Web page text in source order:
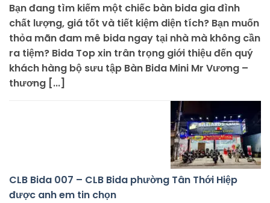
Bạn đang tìm kiếm một chiếc bàn bida gia đình
chất lượng, giá tốt và tiết kiệm diện tích? Bạn muốn
thỏa mãn đam mê bida ngay tại nhà mà không cần
ra tiệm? Bida Top xin trân trọng giới thiệu đến quý
khách hàng bộ sưu tập Bàn Bida Mini Mr Vương –
thương [...]
CLB Bida 007 – CLB Bida phường Tân Thới Hiệp
được anh em tin chọn